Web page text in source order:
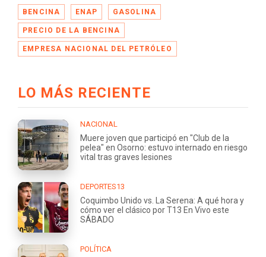
BENCINA ENAP GASOLINA
PRECIO DE LA BENCINA
EMPRESA NACIONAL DEL PETRÓLEO
LO MÁS RECIENTE
NACIONAL
Muere joven que participó en "Club de la
pelea" en Osorno: estuvo internado en riesgo
vital tras graves lesiones
DEPORTES13
Coquimbo Unido vs. La Serena: A qué hora y
cómo ver el clásico por T13 En Vivo este
SÁBADO
POLÍTICA